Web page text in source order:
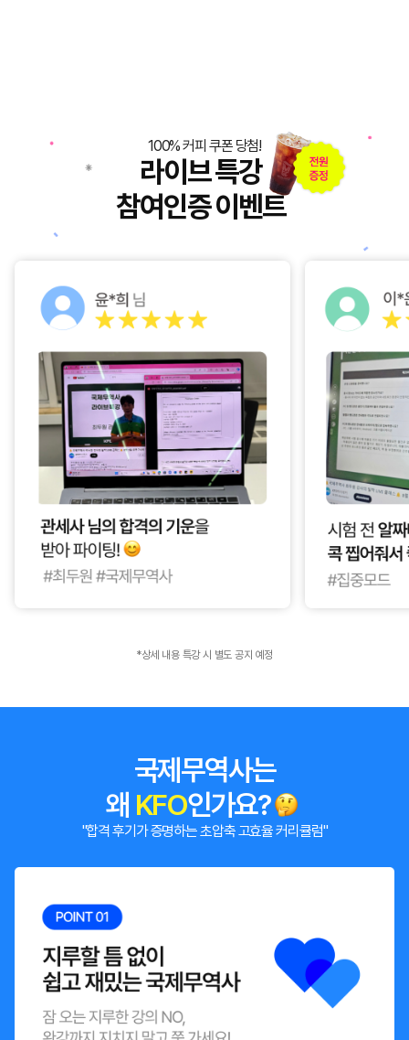
100% 커피 쿠폰 당첨!
라이브 특강
참여인증 이벤트
*상세 내용 특강 시 별도 공지 예정
국제무역사는
왜 KFO인가요?
"합격 후기가 증명하는 초압축 고효율 커리큘럼"